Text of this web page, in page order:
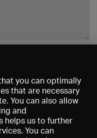
you can optimally
that are necessary
You can also allow
and
helps us to further
You can